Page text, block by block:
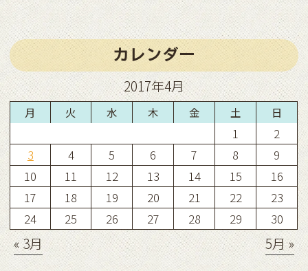
カレンダー
2017年4月
月 火 水 木 金 土 日
1
2
3
4 5 6 7 8
9
10
11 12 13 14 15
16
17
18 19 20 21 22
23
24
25 26 27 28 29 30
« 3月 5月 »